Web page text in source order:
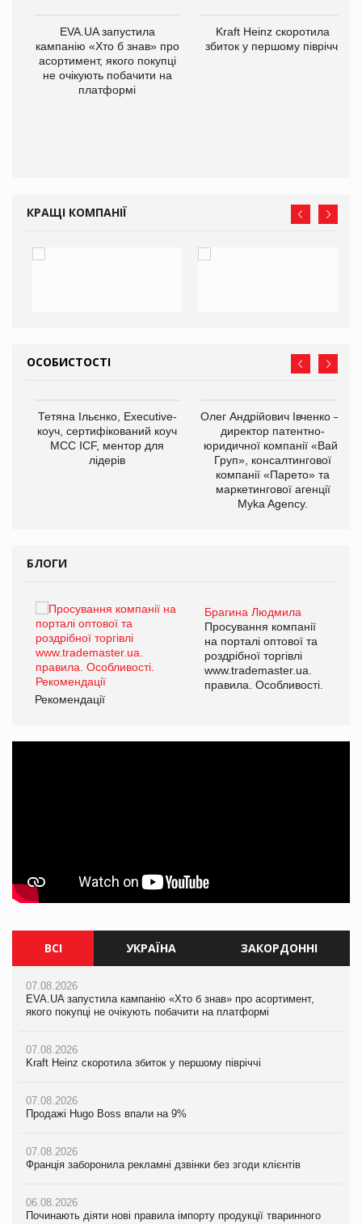
EVA.UA запустила
кампанію «Хто б знав» про
асортимент, якого покупці
не очікують побачити на
платформі
Kraft Heinz скоротила
збиток у першому півріччі
КРАЩІ КОМПАНІЇ
ОСОБИСТОСТІ
Тетяна Ільєнко, Executive-
коуч, сертифікований коуч
МСС ICF, ментор для
лідерів
Олег Андрійович Івченко —
директор патентно-
юридичної компанії «Вайз
Груп», консалтингової
компанії «Парето» та
маркетингової агенції
Myka Agency.
БЛОГИ
Брагина Людмила
Просування компанії
на порталі оптової та
роздрібної торгівлі
www.trademaster.ua.
правила. Особливості.
Рекомендації
ВСІ УКРАЇНА ЗАКОРДОННІ
07.08.2026
EVA.UA запустила кампанію «Хто б знав» про асортимент,
якого покупці не очікують побачити на платформі
07.08.2026
Kraft Heinz скоротила збиток у першому півріччі
07.08.2026
Продажі Hugo Boss впали на 9%
07.08.2026
Франція заборонила рекламні дзвінки без згоди клієнтів
06.08.2026
Починають діяти нові правила імпорту продукції тваринного
07.08.2026
Kraft Heinz скоротила збиток у першому півріччі
Продажі Hugo Boss впали на 9%
Франція заборонила рекламні дзвінки без згоди клієнтів
Починають діяти нові правила імпорту продукції тваринного
походження до ЄС
06.08.2026
Аргентина повертається з продуктами птахівництва на
07.08.2026
Kraft Heinz скоротила збиток у першому півріччі
Продажі Hugo Boss впали на 9%
Франція заборонила рекламні дзвінки без згоди клієнтів
Починають діяти нові правила імпорту продукції тваринного
походження до ЄС
06.08.2026
Аргентина повертається з продуктами птахівництва на